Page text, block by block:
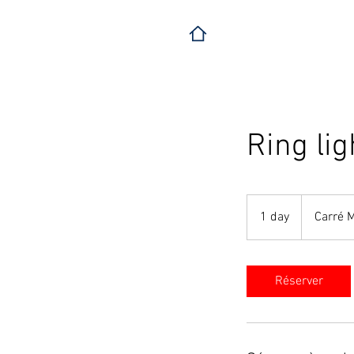
Ring
1 day
d
Carré
Réserver